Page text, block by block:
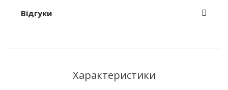
Відгуки
Характеристики